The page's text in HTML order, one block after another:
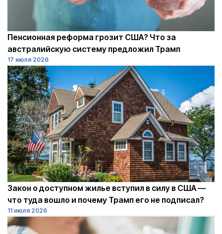
17 июля 2026
Пенсионная реформа грозит США? Что за
австралийскую систему предложил Трамп
11 июля 2026
Закон о доступном жилье вступил в силу в США —
что туда вошло и почему Трамп его не подписал?